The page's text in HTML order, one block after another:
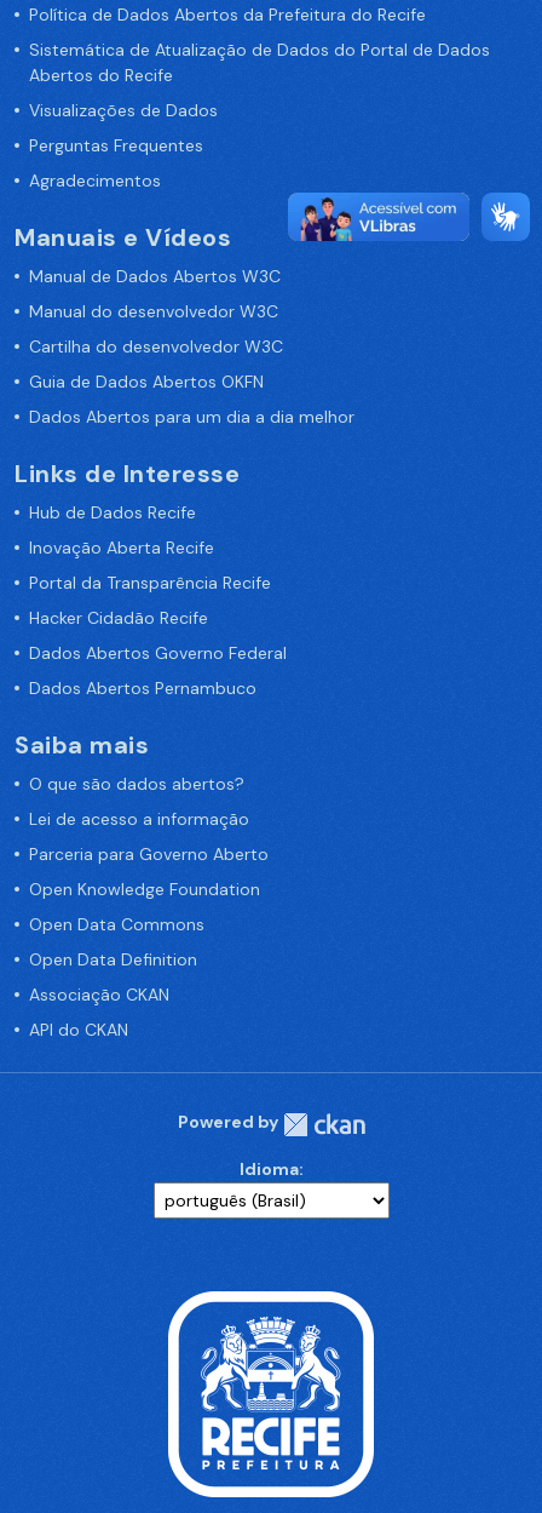
Política de Dados Abertos da Prefeitura do Recife
Sistemática de Atualização de Dados do Portal de Dados
Abertos do Recife
Visualizações de Dados
Perguntas Frequentes
Agradecimentos
Manuais e Vídeos
Manual de Dados Abertos W3C
Manual do desenvolvedor W3C
Cartilha do desenvolvedor W3C
Guia de Dados Abertos OKFN
Dados Abertos para um dia a dia melhor
Links de Interesse
Hub de Dados Recife
Inovação Aberta Recife
Portal da Transparência Recife
Hacker Cidadão Recife
Dados Abertos Governo Federal
Dados Abertos Pernambuco
Saiba mais
O que são dados abertos?
Lei de acesso a informação
Parceria para Governo Aberto
Open Knowledge Foundation
Open Data Commons
Open Data Definition
Associação CKAN
API do CKAN
Powered by
Idioma